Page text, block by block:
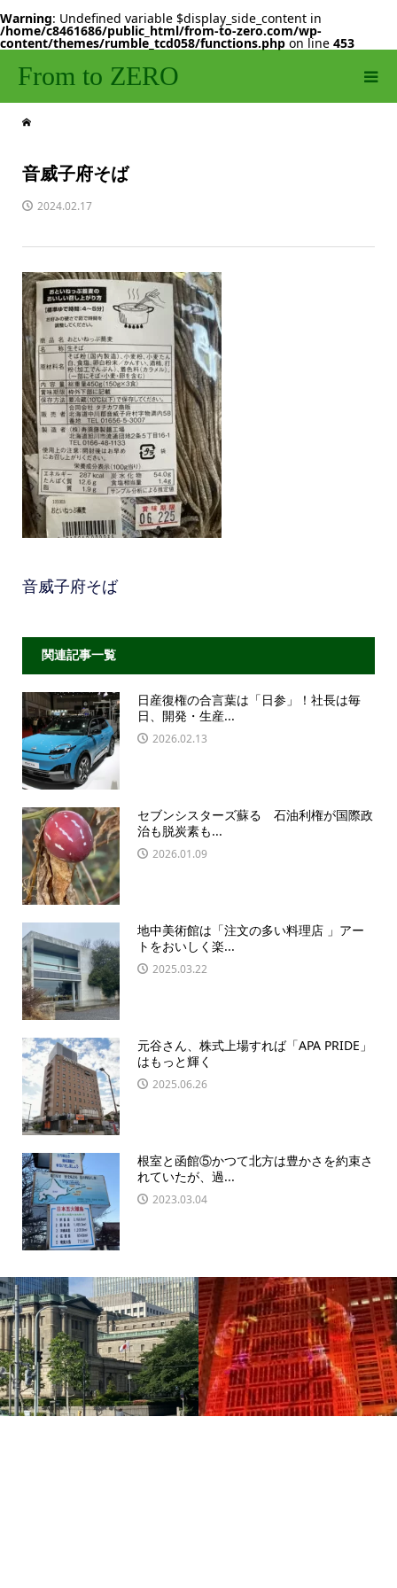
Warning: Undefined variable $display_side_content in
/home/c8461686/public_html/from-to-zero.com/wp-
content/themes/rumble_tcd058/functions.php on line 453
From to ZERO
音威子府そば
2024.02.17
音威子府そば
関連記事一覧
日産復権の合言葉は「日参」！社長は毎
日、開発・生産...
2026.02.13
セブンシスターズ蘇る 石油利権が国際政
治も脱炭素も...
2026.01.09
地中美術館は「注文の多い料理店 」アー
トをおいしく楽...
2025.03.22
元谷さん、株式上場すれば「APA PRIDE」
はもっと輝く
2025.06.26
根室と函館⑤かつて北方は豊かさを約束さ
れていたが、過...
2023.03.04